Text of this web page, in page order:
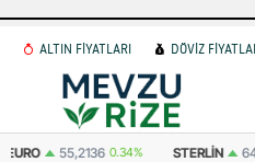
ALTIN FİYATLARI DÖVİZ
STERLIN 64,4643 0.4% İSVIÇRE